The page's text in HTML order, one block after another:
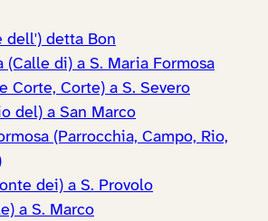
dell') detta Bon
(Calle di) a S. Maria Formosa
Corte, Corte) a S. Severo
del) a San Marco
(Parrocchia, Campo, Rio,
dei) a S. Provolo
a S. Marco